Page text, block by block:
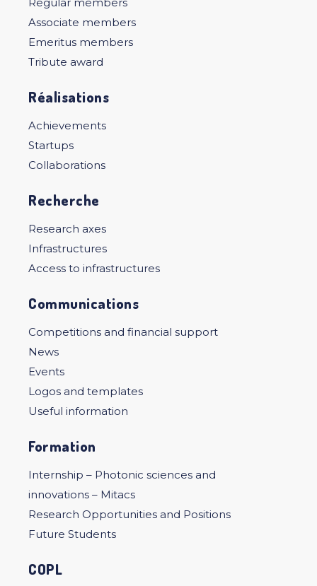
Associate members
Emeritus members
Tribute award
Réalisations
Achievements
Startups
Collaborations
Recherche
Research axes
Infrastructures
Access to infrastructures
Communications
Competitions and financial support
News
Events
Logos and templates
Useful information
Formation
Internship – Photonic sciences and
innovations – Mitacs
Research Opportunities and Positions
Future Students
COPL